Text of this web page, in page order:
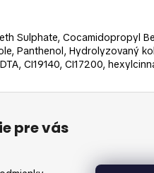
Sulphate, Cocamidopropyl
Panthenol, Hydrolyzovaný
CI19140, CI17200,
pre vás